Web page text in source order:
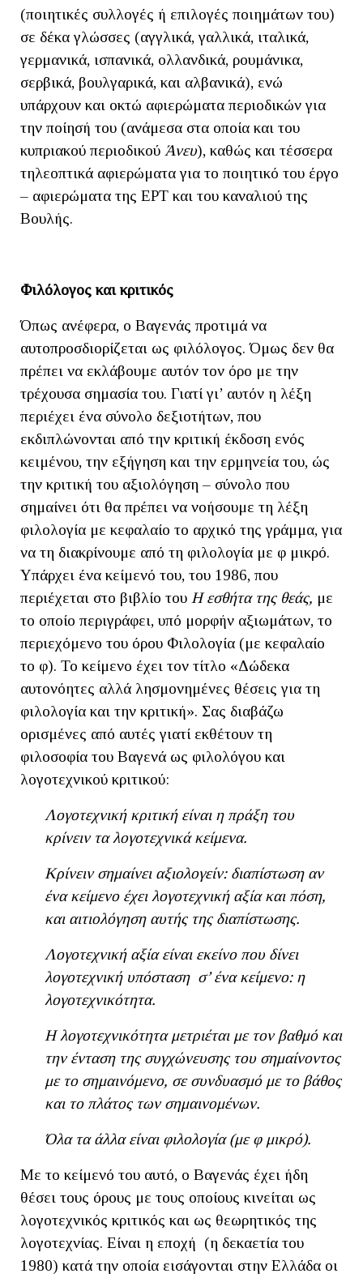
(ποιητικές συλλογές ή επιλογές ποιημάτων του)
σε δέκα γλώσσες (αγγλικά, γαλλικά, ιταλικά,
γερμανικά, ισπανικά, ολλανδικά, ρουμάνικα,
σερβικά, βουλγαρικά, και αλβανικά), ενώ
υπάρχουν και οκτώ αφιερώματα περιοδικών για
την ποίησή του (ανάμεσα στα οποία και του
κυπριακού περιοδικού Άνευ), καθώς και τέσσερα
τηλεοπτικά αφιερώματα για το ποιητικό του έργο
– αφιερώματα της ΕΡΤ και του καναλιού της
Βουλής.
Φιλόλογος και κριτικός
Όπως ανέφερα, ο Βαγενάς προτιμά να
αυτοπροσδιορίζεται ως φιλόλογος. Όμως δεν θα
πρέπει να εκλάβουμε αυτόν τον όρο με την
τρέχουσα σημασία του. Γιατί γι’ αυτόν η λέξη
περιέχει ένα σύνολο δεξιοτήτων, που
εκδιπλώνονται από την κριτική έκδοση ενός
κειμένου, την εξήγηση και την ερμηνεία του, ώς
την κριτική του αξιολόγηση – σύνολο που
σημαίνει ότι θα πρέπει να νοήσουμε τη λέξη
φιλολογία με κεφαλαίο το αρχικό της γράμμα, για
να τη διακρίνουμε από τη φιλολογία με φ μικρό.
Υπάρχει ένα κείμενό του, του 1986, που
περιέχεται στο βιβλίο του Η εσθήτα της θεάς, με
το οποίο περιγράφει, υπό μορφήν αξιωμάτων, το
περιεχόμενο του όρου Φιλολογία (με κεφαλαίο
το φ). Το κείμενο έχει τον τίτλο «Δώδεκα
αυτονόητες αλλά λησμονημένες θέσεις για τη
φιλολογία και την κριτική». Σας διαβάζω
ορισμένες από αυτές γιατί εκθέτουν τη
φιλοσοφία του Βαγενά ως φιλολόγου και
λογοτεχνικού κριτικού:
Λογοτεχνική κριτική είναι η πράξη του
κρίνειν τα λογοτεχνικά κείμενα.
Κρίνειν σημαίνει αξιολογείν: διαπίστωση αν
ένα κείμενο έχει λογοτεχνική αξία και πόση,
και αιτιολόγηση αυτής της διαπίστωσης.
Λογοτεχνική αξία είναι εκείνο που δίνει
λογοτεχνική υπόσταση σ’ ένα κείμενο: η
λογοτεχνικότητα.
Η λογοτεχνικότητα μετριέται με τον βαθμό και
την ένταση της συγχώνευσης του σημαίνοντος
με το σημαινόμενο, σε συνδυασμό με το βάθος
και το πλάτος των σημαινομένων.
Όλα τα άλλα είναι φιλολογία (με φ μικρό).
Με το κείμενό του αυτό, ο Βαγενάς έχει ήδη
θέσει τους όρους με τους οποίους κινείται ως
λογοτεχνικός κριτικός και ως θεωρητικός της
λογοτεχνίας. Είναι η εποχή (η δεκαετία του
1980) κατά την οποία εισάγονται στην Ελλάδα οι